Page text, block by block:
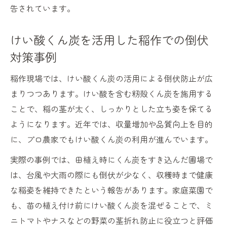
告されています。
けい酸くん炭を活用した稲作での倒伏
対策事例
稲作現場では、けい酸くん炭の活用による倒伏防止が広
まりつつあります。けい酸を含む籾殻くん炭を施用する
ことで、稲の茎が太く、しっかりとした立ち姿を保てる
ようになります。近年では、収量増加や品質向上を目的
に、プロ農家でもけい酸くん炭の利用が進んでいます。
実際の事例では、田植え時にくん炭をすき込んだ圃場で
は、台風や大雨の際にも倒伏が少なく、収穫時まで健康
な稲姿を維持できたという報告があります。家庭菜園で
も、苗の植え付け前にけい酸くん炭を混ぜることで、ミ
ニトマトやナスなどの野菜の茎折れ防止に役立つと評価